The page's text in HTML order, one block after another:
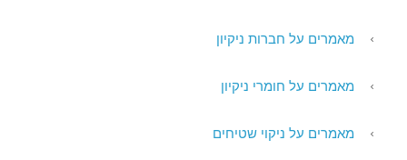
מאמרים על חברות ניקיון
מאמרים על חומרי ניקיון
מאמרים על ניקוי שטיחים